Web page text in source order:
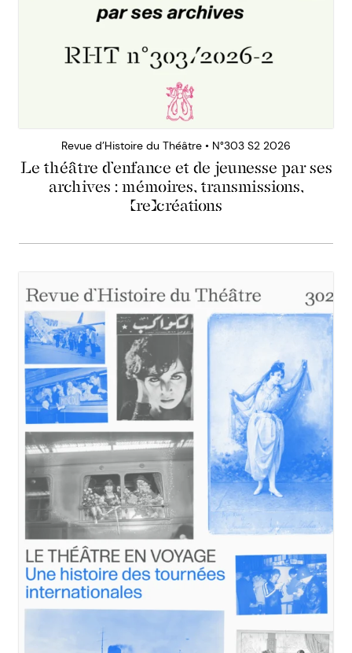
Revue d’Histoire du Théâtre • N°303 S2 2026
Le théâtre d’enfance et de jeunesse par ses
archives : mémoires, transmissions,
(re)créations